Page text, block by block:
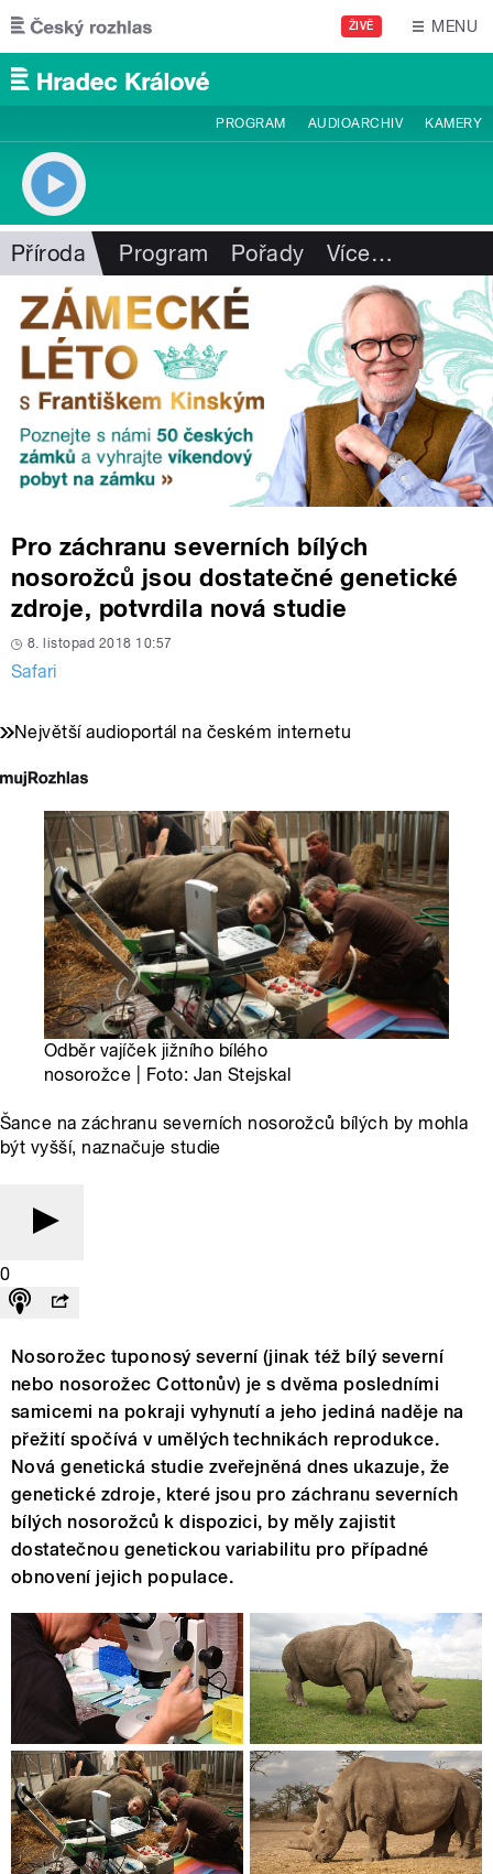
Přejít k hlavnímu obsahu
ŽIVĚ MENU
PROGRAM AUDIOARCHIV KAMERY
Příroda Program Pořady Více…
Pro záchranu severních bílých
nosorožců jsou dostatečné genetické
zdroje, potvrdila nová studie
8. listopad 2018 10:57
Safari
Největší audioportál na českém internetu
Odběr vajíček jižního bílého
nosorožce | Foto: Jan Stejskal
Šance na záchranu severních nosorožců bílých by mohla
být vyšší, naznačuje studie
0
Nosorožec tuponosý severní (jinak též bílý severní
nebo nosorožec Cottonův) je s dvěma posledními
samicemi na pokraji vyhynutí a jeho jediná naděje na
přežití spočívá v umělých technikách reprodukce.
Nová genetická studie zveřejněná dnes ukazuje, že
genetické zdroje, které jsou pro záchranu severních
bílých nosorožců k dispozici, by měly zajistit
dostatečnou genetickou variabilitu pro případné
obnovení jejich populace.